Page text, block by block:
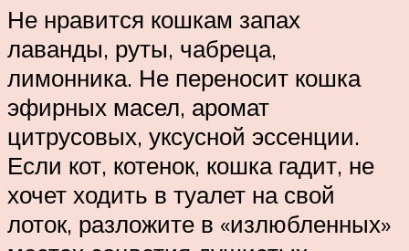
Не нравится кошкам запах
лаванды, руты, чабреца,
лимонника. Не переносит кошка
эфирных масел, аромат
цитрусовых, уксусной эссенции.
Если кот, котенок, кошка гадит, не
хочет ходить в туалет на свой
лоток, разложите в «излюбленных»